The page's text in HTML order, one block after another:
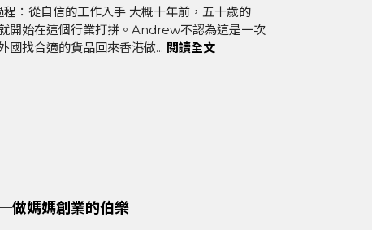
開始在這個行業打拼。Andrew不認為這是一次
國找合適的貨品回來香港做... 閱讀全文
做媽媽創業的伯樂